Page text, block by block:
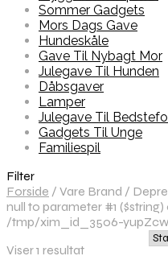
Sommer Gadgets
Mors Dags Gave
Hundeskåle
Gave Til Nybagt Mor
Julegave Til Hunden
Dåbsgaver
Lamper
Julegave Til
Gadgets Til Unge
Familiespil
Filter
Forside / Vare Brand /
null to parameter #1
/tmp/xim_id_3506-
Viser 1 resultat